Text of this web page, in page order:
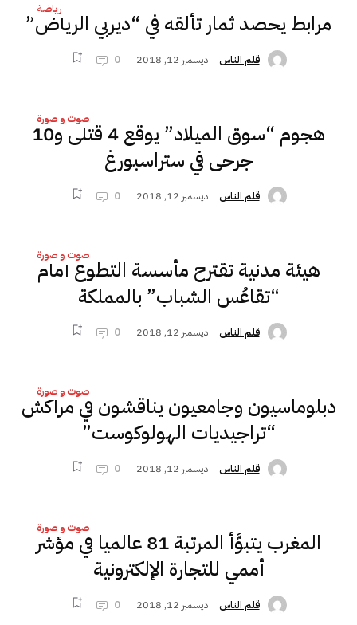
رياضة
مرابط يحصد ثمار تألقه في “ديربي الرياض”
قلم الناس ديسمبر 12, 2018 0
صوت و صورة
هجوم “سوق الميلاد” يوقع 4 قتلى و10
جرحى في ستراسبورغ
قلم الناس ديسمبر 12, 2018 0
صوت و صورة
هيئة مدنية تقترح مأسسة التطوع أمام
“تقاعُس الشباب” بالمملكة
قلم الناس ديسمبر 12, 2018 0
صوت و صورة
دبلوماسيون وجامعيون يناقشون في مراكش
“تراجيديات الهولوكوست”
قلم الناس ديسمبر 12, 2018 0
صوت و صورة
المغرب يتبوَّأ المرتبة 81 عالميا في مؤشر
أممي للتجارة الإلكترونية
قلم الناس ديسمبر 12, 2018 0